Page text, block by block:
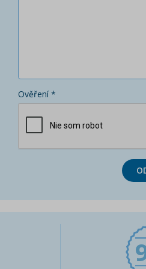
Ověření *